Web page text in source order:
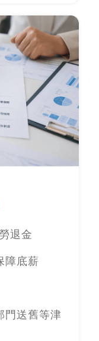
退金
障底薪
送舊等津